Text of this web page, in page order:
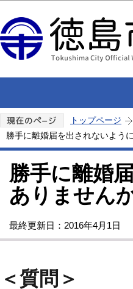
トップページ
勝手に離婚届を出されないよう
勝手に離婚
ありません
最終更新日：2016年4月1日
＜質問＞